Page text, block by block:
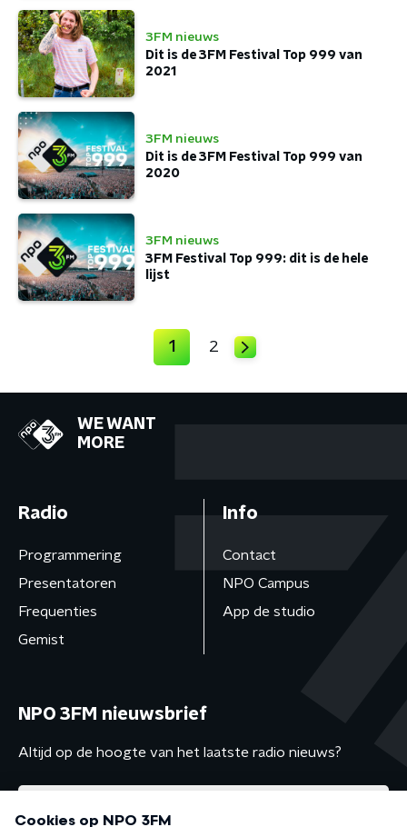
3FM nieuws
Dit is de 3FM Festival Top 999 van
2021
3FM nieuws
Dit is de 3FM Festival Top 999 van
2020
3FM nieuws
3FM Festival Top 999: dit is de hele
lijst
1 2
WE WANT
MORE
Radio
Programmering
Presentatoren
Frequenties
Gemist
Info
Contact
NPO Campus
App de studio
NPO 3FM nieuwsbrief
Altijd op de hoogte van het laatste radio nieuws?